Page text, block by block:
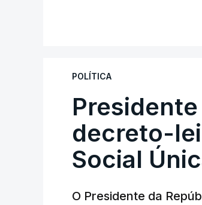
POLÍTICA
decreto-
Social
O Presidente da